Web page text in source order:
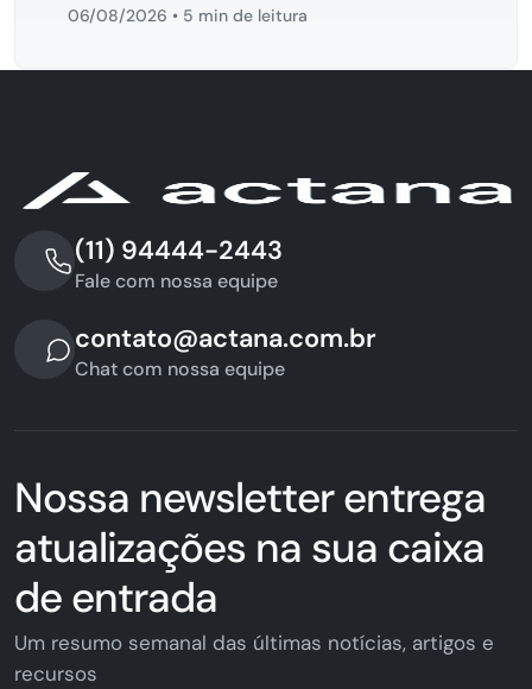
06/08/2026 • 5 min de leitura
(11) 94444-2443
Fale com nossa equipe
contato@actana.com.br
Chat com nossa equipe
Nossa newsletter entrega
atualizações na sua caixa
de entrada
Um resumo semanal das últimas notícias, artigos e
recursos